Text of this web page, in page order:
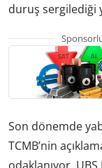
duruş sergilediği
Son dönemde
TCMB’nin